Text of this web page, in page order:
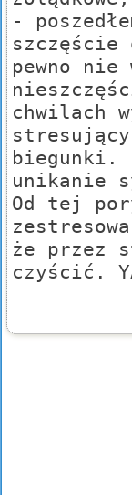
-
pewno nie
chwilach
biegunki.
unikanie
Od tej
że przez
czyścić.